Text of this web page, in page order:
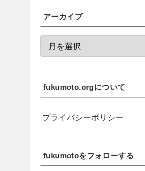
アーカイブ
fukumoto.orgについて
プライバシーポリシー
fukumotoをフォローする